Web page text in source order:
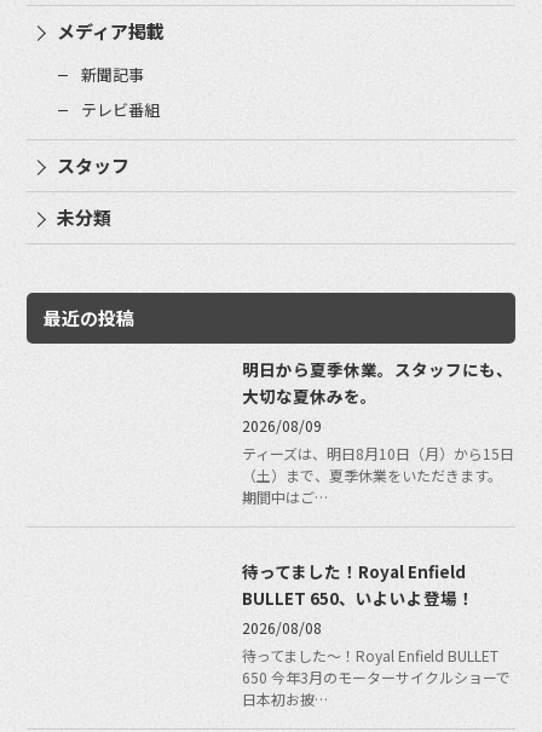
メディア掲載
新聞記事
テレビ番組
スタッフ
未分類
最近の投稿
明日から夏季休業。スタッフにも、
大切な夏休みを。
2026/08/09
ティーズは、明日8月10日（月）から15日
（土）まで、夏季休業をいただきます。
期間中はご…
待ってました！Royal Enfield
BULLET 650、いよいよ登場！
2026/08/08
待ってました〜！Royal Enfield BULLET
650 今年3月のモーターサイクルショーで
日本初お披…